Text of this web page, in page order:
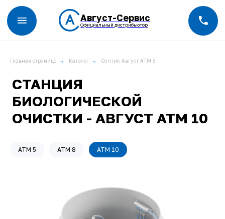
Август-Сервис
Официальный дистрибьютор
Главная страница → Каталог → Септик Август АТМ 8
БИОЛОГИЧЕСКОЙ
ОЧИСТКИ - АВГУСТ АТМ 10
АТМ 5 АТМ 8 АТМ 10